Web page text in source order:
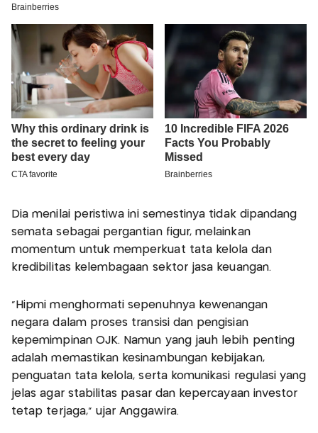
Dia menilai peristiwa ini semestinya tidak dipandang
semata sebagai pergantian figur, melainkan
momentum untuk memperkuat tata kelola dan
kredibilitas kelembagaan sektor jasa keuangan.
“Hipmi menghormati sepenuhnya kewenangan
negara dalam proses transisi dan pengisian
kepemimpinan OJK. Namun yang jauh lebih penting
adalah memastikan kesinambungan kebijakan,
penguatan tata kelola, serta komunikasi regulasi yang
jelas agar stabilitas pasar dan kepercayaan investor
tetap terjaga,” ujar Anggawira.